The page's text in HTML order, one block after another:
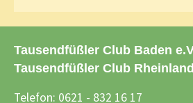
Tausendfüßler Club Baden
Tausendfüßler Club
Telefon: 0621 - 832 16 17